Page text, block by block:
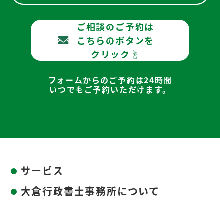
ご相談のご予約は
こちらのボタンを
クリック☝
フォームからのご予約は24時間
いつでもご予約いただけます。
サービス
大倉行政書士事務所について